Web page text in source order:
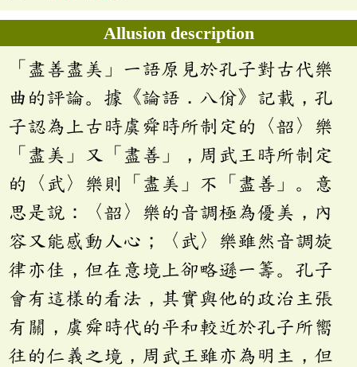
Allusion description
「盡善盡美」一語原見於孔子對古代樂
曲的評論。據《論語．八佾》記載，孔
子認為上古時虞舜時所制定的〈韶〉樂
「盡美」又「盡善」，周武王時所制定
的〈武〉樂則「盡美」不「盡善」。意
思是說：〈韶〉樂的音調極為優美，內
容又能感動人心；〈武〉樂雖然音調旋
律亦佳，但在意境上卻略遜一籌。孔子
會有這樣的看法，其實與他的政治主張
有關，虞舜時代的平和較近於孔子所嚮
往的仁義之境，周武王雖亦為明主，但